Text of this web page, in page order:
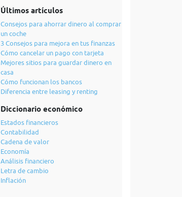
Últimos artículos
Consejos para ahorrar dinero al comprar
un coche
3 Consejos para mejora en tus finanzas
Cómo cancelar un pago con tarjeta
Mejores sitios para guardar dinero en
casa
Cómo funcionan los bancos
Diferencia entre leasing y renting
Diccionario económico
Estados financieros
Contabilidad
Cadena de valor
Economía
Análisis financiero
Letra de cambio
Inflación